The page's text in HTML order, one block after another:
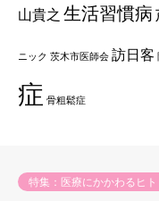
山貴之 生活習慣病
ニック 茨木市医師会 訪日客
症 骨粗鬆症
特集：医療にかかわるヒ